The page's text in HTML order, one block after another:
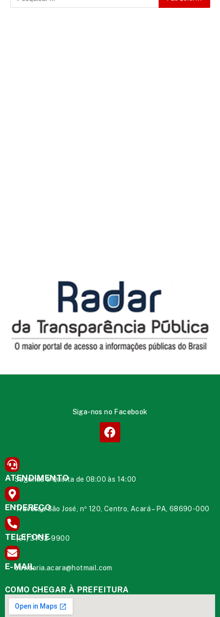
Siga-nos no Facebook
ATENDIMENTO
Segunda à Quinta de 08:00 às 14:00
ENDEREÇO
Travessa São José, nº 120, Centro, Acará – PA, 68690-000
TELEFONE
(91) 3732-9900
E-MAIL
ouvidoria.acara@hotmail.com
COMO CHEGAR À PREFEITURA